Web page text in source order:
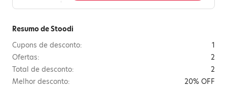
Resumo de Stoodi
Cupons de desconto:
1
Ofertas:
2
Total de desconto:
2
Melhor desconto:
20% OFF